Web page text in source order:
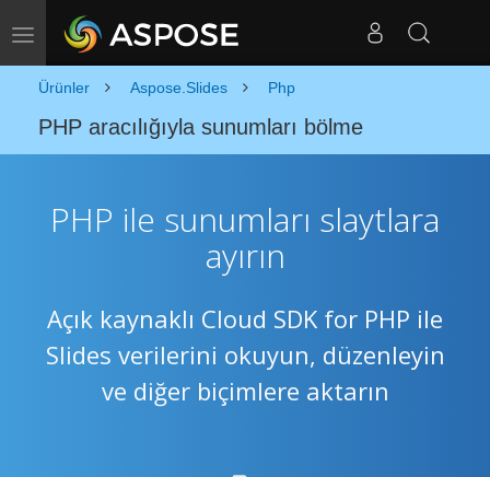
Gezinmeyi Değiştir
Ürünler Aspose.Slides Php
PHP aracılığıyla sunumları bölme
PHP ile sunumları slaytlara
ayırın
Açık kaynaklı Cloud SDK for PHP ile
Slides verilerini okuyun, düzenleyin
ve diğer biçimlere aktarın